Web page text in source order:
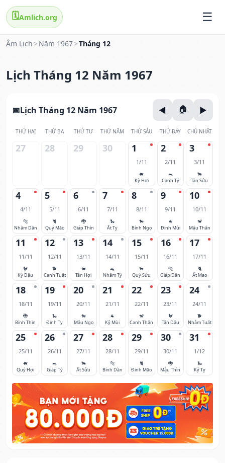
🗓️Amlich.org
Âm Lịch > Năm 1967>Tháng 12
Lịch Tháng 12 Năm 1967
Lịch Tháng 12 Năm 1967
THỨ HAI THỨ BA THỨ TƯ THỨ NĂM THỨ SÁU THỨ BẢY CHỦ NHẬT
27 28 29 30 1
1/11
🐖
Kỷ Hợi
2
2/11
🐀
Canh Tý
3
3/11
🐂
Tân Sửu
4
4/11
🐅
Nhâm Dần
5
5/11
🐈
Quý Mão
6
6/11
🐉
Giáp Thìn
7
7/11
🐍
Ất Tỵ
8
8/11
🐎
Bính Ngọ
9
9/11
🐐
Đinh Mùi
10
10/11
🐒
Mậu Thân
11
11/11
🐓
Kỷ Dậu
12
12/11
🐕
Canh Tuất
13
13/11
🐖
Tân Hợi
14
14/11
🐀
Nhâm Tý
15
15/11
🐂
Quý Sửu
16
16/11
🐅
Giáp Dần
17
17/11
🐈
Ất Mão
18
18/11
🐉
Bính Thìn
19
19/11
🐍
Đinh Tỵ
20
20/11
🐎
Mậu Ngọ
21
21/11
🐐
Kỷ Mùi
22
22/11
🐒
Canh Thân
23
23/11
🐓
Tân Dậu
24
24/11
🐕
Nhâm Tuất
25
25/11
🐖
Quý Hợi
26
26/11
🐀
Giáp Tý
27
27/11
🐂
Ất Sửu
28
28/11
🐅
Bính Dần
29
29/11
🐈
Đinh Mão
30
30/11
🐉
Mậu Thìn
31
1/12
🐍
Kỷ Tỵ